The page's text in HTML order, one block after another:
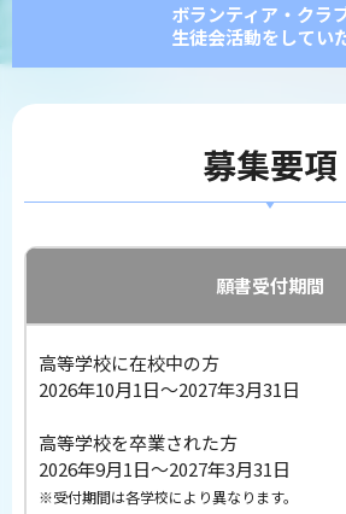
ボランティア・クラ
生徒会活動をしてい
募集要項
願書受付期間
高等学校に在校中の方
2026年10月1日～2027年3月31日
高等学校を卒業された方
2026年9月1日～2027年3月31日
受付期間は各学校により異なります。